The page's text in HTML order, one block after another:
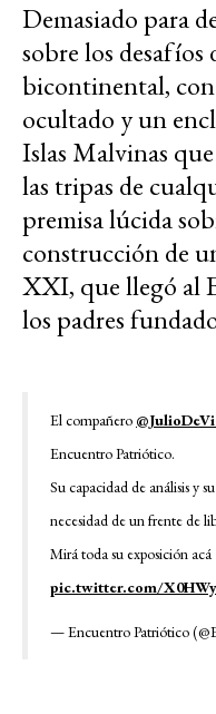
Demasiado para
sobre los
bicontinental,
ocultado y un
Islas Malvinas
las tripas de
premisa lúcida
construcción de
XXI, que llegó al
los padres
El compañero
Encuentro Patriótico.
Su capacidad de análisis y
necesidad de un frente de
Mirá toda su exposición acá
pic.twitter.com/
— Encuentro Patriótico